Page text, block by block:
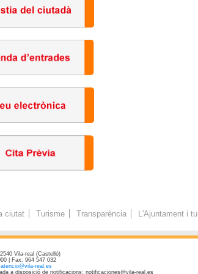
ciutat Turisme Transparència L'Ajuntament i tu
Vila-real (Castelló)
| Fax: 964 547 032
atencio@vila-real.es
a disposició de notificacions: notificaciones@vila-real.es